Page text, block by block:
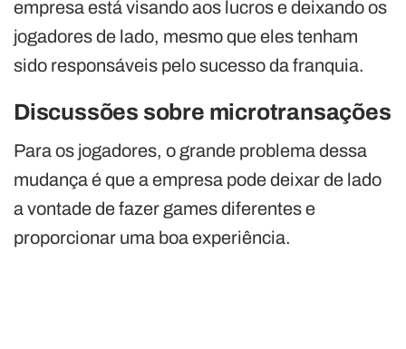
empresa está visando aos lucros e deixando os
jogadores de lado, mesmo que eles tenham
sido responsáveis pelo sucesso da franquia.
Discussões sobre microtransações
Para os jogadores, o grande problema dessa
mudança é que a empresa pode deixar de lado
a vontade de fazer games diferentes e
proporcionar uma boa experiência.